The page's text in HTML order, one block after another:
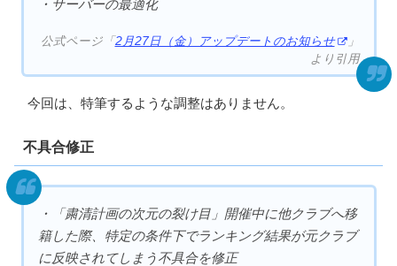
・サーバーの最適化
公式ページ「 2月27日（金）アップデートのお知らせ
」
より引用
今回は、特筆するような調整はありません。
不具合修正
・「粛清計画の次元の裂け目」開催中に他クラブへ移
籍した際、特定の条件下でランキング結果が元クラブ
に反映されてしまう不具合を修正